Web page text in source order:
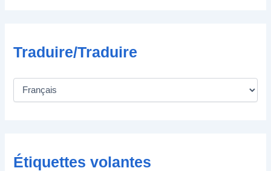
Traduire/Traduire
Étiquettes volantes